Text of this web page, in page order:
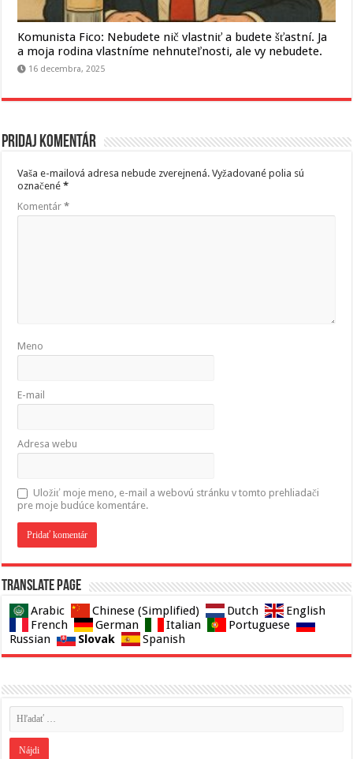
Komunista Fico: Nebudete nič vlastniť a budete šťastní. Ja
a moja rodina vlastníme nehnuteľnosti, ale vy nebudete.
16 decembra, 2025
Pridaj komentár
Vaša e-mailová adresa nebude zverejnená. Vyžadované polia sú
označené*
Komentár*
Meno
E-mail
Adresa webu
Uložiť moje meno, e-mail a webovú stránku v tomto prehliadači
pre moje budúce komentáre.
Translate page
Arabic Chinese (Simplified) Dutch
English
French
German Italian
Portuguese
Russian
Slovak Spanish